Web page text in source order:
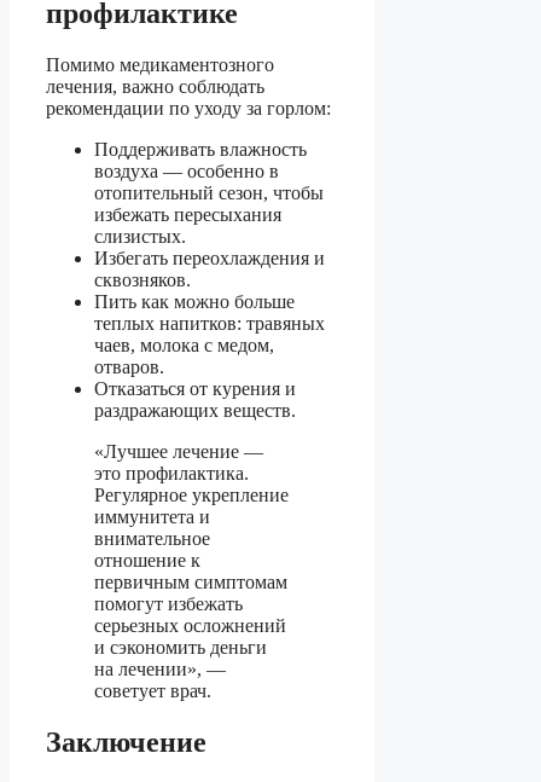
профилактике
Помимо медикаментозного
лечения, важно соблюдать
рекомендации по уходу за горлом:
Поддерживать влажность
воздуха — особенно в
отопительный сезон, чтобы
избежать пересыхания
слизистых.
Избегать переохлаждения и
сквозняков.
Пить как можно больше
теплых напитков: травяных
чаев, молока с медом,
отваров.
Отказаться от курения и
раздражающих веществ.
«Лучшее лечение —
это профилактика.
Регулярное укрепление
иммунитета и
внимательное
отношение к
первичным симптомам
помогут избежать
серьезных осложнений
и сэкономить деньги
на лечении», —
советует врач.
Заключение